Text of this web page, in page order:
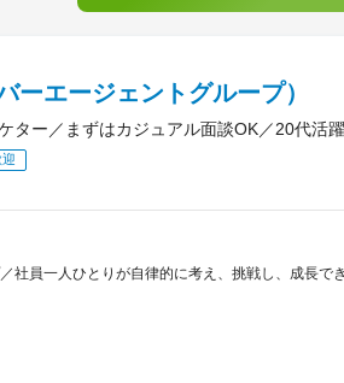
ーエージェントグループ）
ター／まずはカジュアル面談OK／20代活
社員一人ひとりが自律的に考え、挑戦し、成長で